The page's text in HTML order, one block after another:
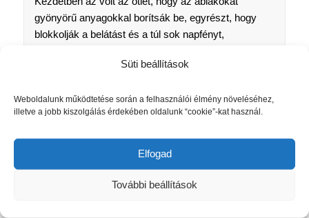
Süti beállítások
Weboldalunk működtetése során a felhasználói élmény növeléséhez,
illetve a jobb kiszolgálás érdekében oldalunk “cookie”-kat használ.
Elfogad
További beállítások
gyönyörű anyagokkal borítsák be, egyrészt, hogy
blokkolják a belátást és a túl sok napfényt,
alkalmazzanak a kényelmes szobákhoz. Egy ötlet,
fejlődésen átívelő időutazás ellenére soha nem
veszítette el fiatalságát, és most új korszakba vezeti